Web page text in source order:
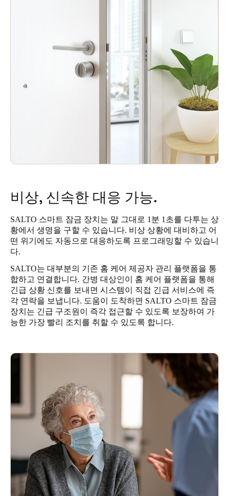
비상, 신속한 대응 가능.
SALTO 스마트 잠금 장치는 말 그대로 1분 1초를 다투는 상
황에서 생명을 구할 수 있습니다. 비상 상황에 대비하고 어
떤 위기에도 자동으로 대응하도록 프로그래밍할 수 있습니
다.
SALTO는 대부분의 기존 홈 케어 제공자 관리 플랫폼을 통
합하고 연결합니다. 간병 대상인이 홈 케어 플랫폼을 통해
긴급 상황 신호를 보내면 시스템이 직접 긴급 서비스에 즉
각 연락을 보냅니다. 도움이 도착하면 SALTO 스마트 잠금
장치는 긴급 구조원이 즉각 접근할 수 있도록 보장하여 가
능한 가장 빨리 조치를 취할 수 있도록 합니다.